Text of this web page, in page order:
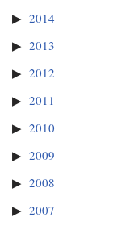
2014
2013
2012
2011
2010
2009
2008
2007